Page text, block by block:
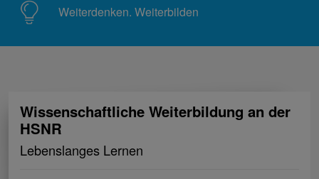
Weiterdenken. Weiterbilden
Wissenschaftliche Weiterbildung an der
HSNR
Lebenslanges Lernen